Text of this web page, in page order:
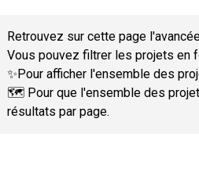
Retrouvez sur cette page
Vous pouvez filtrer les projets en
✨Pour afficher l'ensemble des
🗺️ Pour que l'ensemble des
résultats par page.